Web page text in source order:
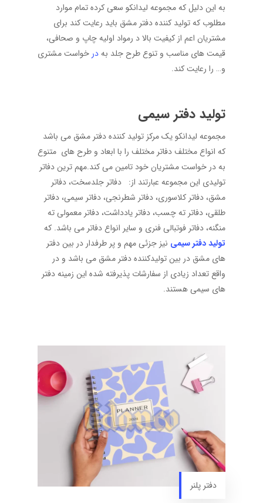
به این دلیل که مجموعه لیدانکو سعی کرده تمام موارد
مطلوب که تولید کننده دفتر مشق باید رعایت کند برای
مشتریان اعم از کیفیت بالا د رمواد اولیه چاپ و صحافی،
قیمت های مناسب و تنوع طرح جلد بهدر خواست مشتری
و… را رعایت کند.
تولید دفتر سیمی
مجموعه لیدانکو یک مرکز تولید کننده دفتر مشق می باشد
که انواع مختلف دفاتر مختلف را با ابعاد و طرح های متنوع
به در خواست مشتریان خود تامین می کند.مهم ترین دفاتر
تولیدی این مجموعه عبارتند از: دفاتر جلدسخت، دفاتر
مشق، دفاتر کلاسوری، دفاتر شطرنجی، دفاتر سیمی، دفاتر
طلقی، دفاتر ته چسب، دفاتر یادداشت، دفاتر معمولی ته
منگنه، دفاتر فوتبالی فنری و سایر انواع دفاتر می باشد. که
تولید دفتر سیمی نیز جزئی مهم و پر طرفدار در بین دفتر
های مشق در بین تولیدکننده دفتر مشق می باشد و در
واقع تعداد زیادی از سفارشات پذیرفته شده این زمینه دفتر
های سیمی هستند.
دفتر پلنر